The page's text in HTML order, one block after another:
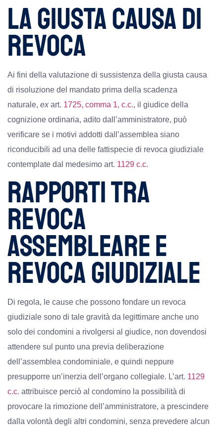
LA GIUSTA CAUSA DI
REVOCA
Ai fini della valutazione di sussistenza della giusta causa
di risoluzione del mandato prima della scadenza
naturale, ex art. 1725, comma 1, c.c., il giudice della
cognizione ordinaria, adito dall’amministratore, può
verificare se i motivi addotti dall’assemblea siano
riconducibili ad una delle fattispecie di revoca giudiziale
contemplate dal medesimo art. 1129 c.c.
RAPPORTI TRA
REVOCA
ASSEMBLEARE E
REVOCA GIUDIZIALE
Di regola, le cause che possono fondare un revoca
giudiziale sono di tale gravità da legittimare anche uno
solo dei condomini a rivolgersi al giudice, non dovendosi
attendere sul punto una previa deliberazione
dell’assemblea condominiale, e quindi neppure
presupporre un’inerzia dell’organo collegiale. L’art. 1129
c.c. attribuisce perciò al condomino la possibilità di
provocare la rimozione dell’amministratore, a prescindere
dalla volontà degli altri condomini, senza prevedere alcun